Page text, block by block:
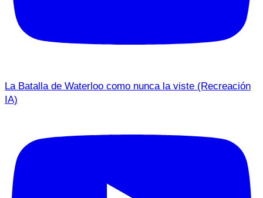
La Batalla de Waterloo como nunca la viste (Recreación
IA)